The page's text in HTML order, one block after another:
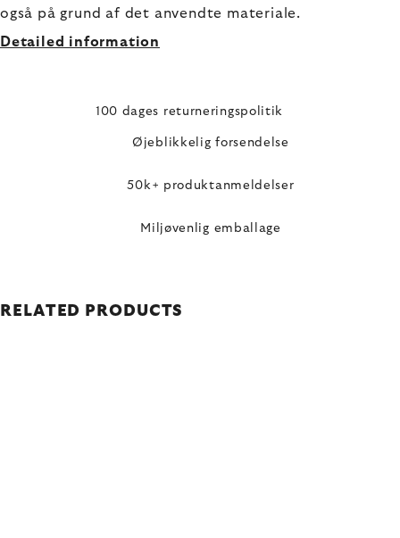
også på grund af det anvendte materiale.
Detailed information
100 dages returneringspolitik
Øjeblikkelig forsendelse
50k+ produktanmeldelser
Miljøvenlig emballage
RELATED PRODUCTS